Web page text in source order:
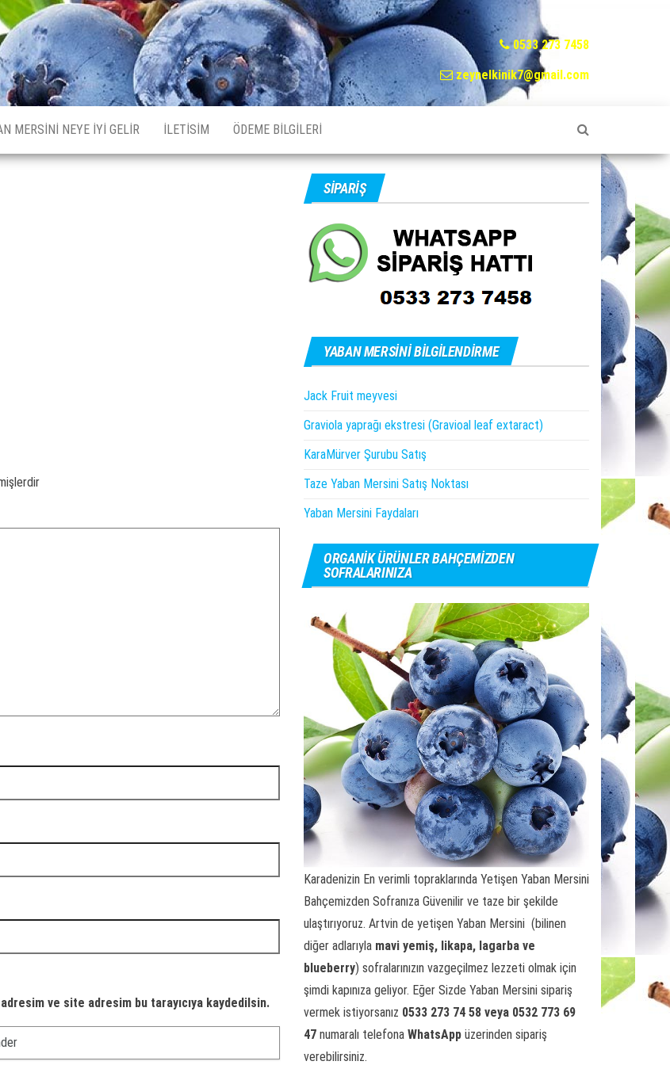
0533 273 7458
zeynelkinik7@gmail.com
MERSINI NEYE İYI GELIR İLETISIM ÖDEME BILGILERI
ve site adresim bu tarayıcıya kaydedilsin.
SIPARIŞ
YABAN MERSINI BILGILENDIRME
Jack Fruit meyvesi
Graviola yaprağı ekstresi (Gravioal leaf extaract)
KaraMürver Şurubu Satış
Taze Yaban Mersini Satış Noktası
Yaban Mersini Faydaları
ORGANIK ÜRÜNLER BAHÇEMIZDEN
SOFRALARINIZA
Karadenizin En verimli topraklarında Yetişen Yaban Mersini
Bahçemizden Sofranıza Güvenilir ve taze bir şekilde
ulaştırıyoruz. Artvin de yetişen Yaban Mersini (bilinen
diğer adlarıyla mavi yemiş, likapa, lagarba ve
blueberry) sofralarınızın vazgeçilmez lezzeti olmak için
şimdi kapınıza geliyor. Eğer Sizde Yaban Mersini sipariş
vermek istiyorsanız 0533 273 74 58 veya 0532 773 69
47 numaralı telefona WhatsApp üzerinden sipariş
verebilirsiniz.